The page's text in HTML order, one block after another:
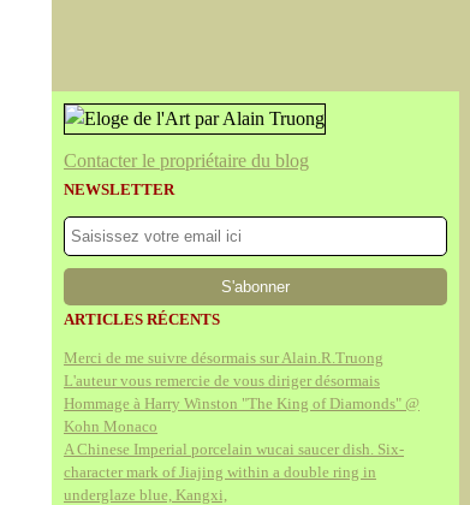
Contacter le propriétaire du blog
NEWSLETTER
ARTICLES RÉCENTS
Merci de me suivre désormais sur Alain.R.Truong
L'auteur vous remercie de vous diriger désormais
Hommage à Harry Winston "The King of Diamonds" @
Kohn Monaco
A Chinese Imperial porcelain wucai saucer dish. Six-
character mark of Jiajing within a double ring in
underglaze blue, Kangxi,